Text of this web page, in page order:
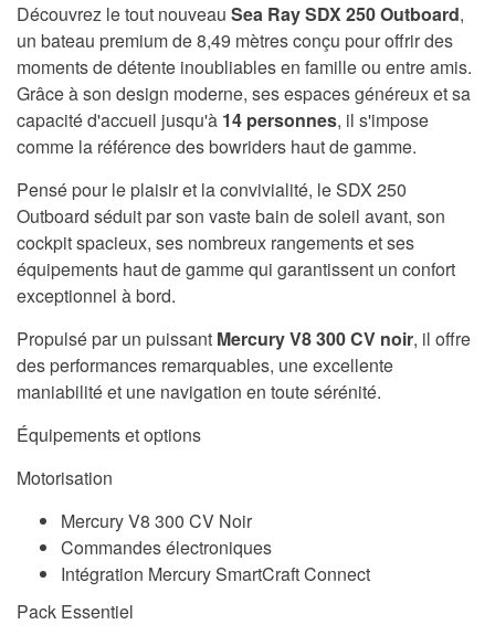
Découvrez le tout nouveau Sea Ray SDX 250 Outboard,
un bateau premium de 8,49 mètres conçu pour offrir des
moments de détente inoubliables en famille ou entre amis.
Grâce à son design moderne, ses espaces généreux et sa
capacité d'accueil jusqu'à 14 personnes, il s'impose
comme la référence des bowriders haut de gamme.
Pensé pour le plaisir et la convivialité, le SDX 250
Outboard séduit par son vaste bain de soleil avant, son
cockpit spacieux, ses nombreux rangements et ses
équipements haut de gamme qui garantissent un confort
exceptionnel à bord.
Propulsé par un puissant Mercury V8 300 CV noir, il offre
des performances remarquables, une excellente
maniabilité et une navigation en toute sérénité.
Équipements et options
Motorisation
Mercury V8 300 CV Noir
Commandes électroniques
Intégration Mercury SmartCraft Connect
Pack Essentiel